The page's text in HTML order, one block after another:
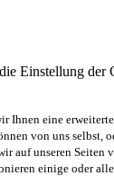
Einstellung der
Ihnen eine
von uns selbst,
auf unseren Seiten
einige oder